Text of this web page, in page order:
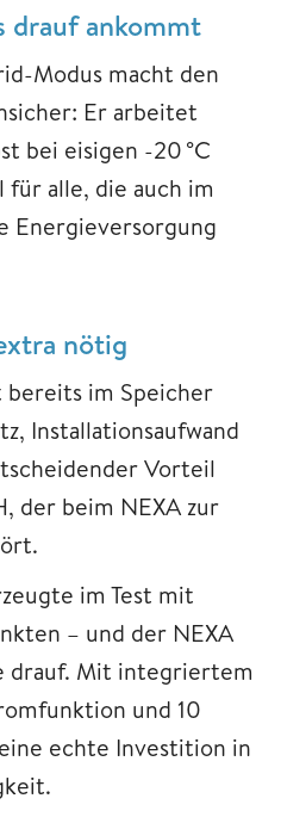
drauf ankommt
Modus macht den
Er arbeitet
bei eisigen -20 °C
für alle, die auch im
Energieversorgung
nötig
im Speicher
Installationsaufwand
Vorteil
der beim NEXA zur
im Test mit
– und der NEXA
drauf. Mit integriertem
und 10
echte Investition in